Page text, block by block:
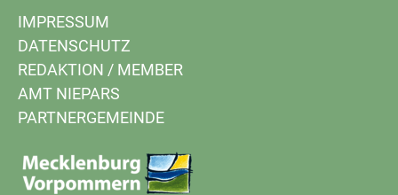
IMPRESSUM
DATENSCHUTZ
REDAKTION / MEMBER
AMT NIEPARS
PARTNERGEMEINDE